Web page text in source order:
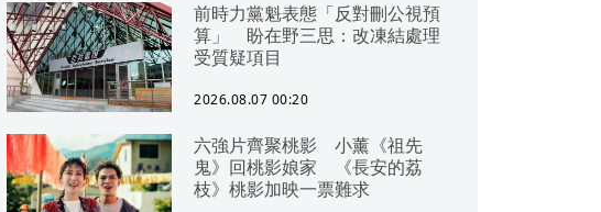
前時力黨魁表態「反對刪公視預
算」 盼在野三思：改凍結處理
受質疑項目
2026.08.07 00:20
六強片齊聚桃影 小薰《祖先
鬼》回桃影娘家 《長安的荔
枝》桃影加映一票難求